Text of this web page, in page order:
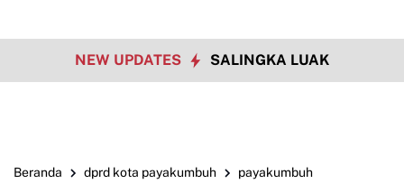
NEW UPDATES SALINGKA LUAK
Beranda dprd kota payakumbuh payakumbuh